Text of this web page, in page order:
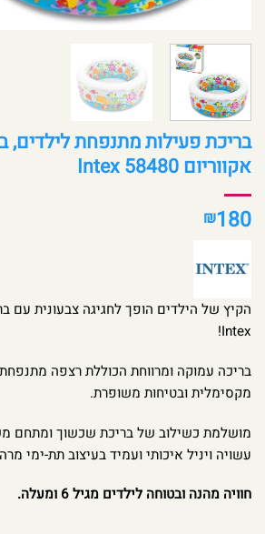
בריכת פעילות מתנפחת לילדים,
אקווריום Intex 58480
₪180
הקיץ של הילדים הופך לחגיגה צבעונית עם
Intex!
בריכה עמוקה ומרווחת הכוללת רצפה מתנפחת
מקסימלית ובטיחות משופרת.
מושלמת כשילוב של בריכת שכשוך ומתחם
עשויה ויניל איכותי ועמיד בעיצוב תת-ימי
חוויה מהנה ובטוחה לילדים מגיל 6 ומעלה.